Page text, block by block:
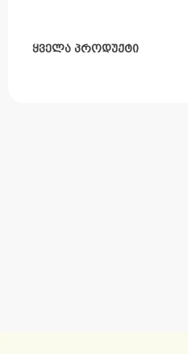
ყველა პროდუქტი